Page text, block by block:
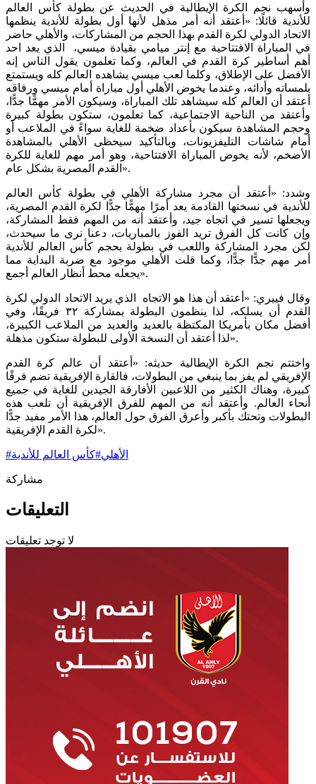
وأسهب نجم الكرة الإيطالية في الحديث عن بطولة كأس العالم
للأندية قائلًا: «أعتقد أنه أمر مذهل لأنها أول بطولة للأندية ينظمها
الاتحاد الدولي لكرة القدم بهذا الحجم من المشاركات، والأهلي حاضر
في المباراة الافتتاحية مع إنتر ميامي بقيادة ميسي، الذي يعد احد
أهم أساطير كرة القدم في العالم، وكما تعلمون يقول الناس إنه
الأفضل على الإطلاق، وكلما لعب ميسي يشاهده العالم كله ويستمتع
بلمساته وأدائه، وعندما يخوض الأهلي أول مباراة أمام ميسي ورفاقه
أعتقد أن العالم كله سيشاهد تلك المباراة، وسيكون الأمر مهمًّا جدًّا،
وأعتقد من الناحية الاجتماعية، كما تعلمون، ستكون بطولة كبيرة
وحجم المشاهدة سيكون بأعداد ضخمة للغاية سواءً في الملاعب أو
أمام شاشات التليفزيونات، وبالتأكيد سيحظى الأهلي بالمشاهدة
الأضخم، لأنه يخوض المباراة الافتتاحية، وهو أمر مهم للغاية للكرة
القدم المصرية بشكل عام».
وشدد: «أعتقد أن مجرد مشاركة الأهلي في بطولة كأس العالم
للأندية في نسختها القادمة يعد أمرًا مهمًّا جدًّا لكرة القدم المصرية،
ويجعلها تسير في اتجاه جيد، وأعتقد أنه من المهم فقط المشاركة،
وإن كانت كل الفرق تريد الفوز بالمباريات، دعنا نرى ما سيحدث،
لكن مجرد المشاركة واللعب في بطولة بحجم كأس العالم للأندية
أمر مهم جدًّا جدًّا، وكما قلت الأهلي موجود مع ضربة البداية مما
يجعله محط أنظار العالم أجمع».
وقال فييري: «أعتقد أن هذا هو الاتجاه الذي يريد الاتحاد الدولي لكرة
القدم أن يسلكه، لذا ينظمون البطولة بمشاركة ٣٢ فريقًا، وفي
أفضل مكان بأمريكا المكتظة بالعديد والعديد من الملاعب الكبيرة،
لذا أعتقد أن النسخة الأولى للبطولة ستكون مذهلة».
واختتم نجم الكرة الإيطالية حديثه: «أعتقد أن عالم كرة القدم
الإفريقي لم يفز بما ينبغي من البطولات، فالقارة الإفريقية تضم فرقًا
كبيرة، وهناك الكثير من اللاعبين الأفارقة الجيدين للغاية في جميع
أنحاء العالم. وأعتقد أنه من المهم للفرق الإفريقية أن تلعب هذه
البطولات وتحتك بأكبر وأعرق الفرق حول العالم، هذا الأمر مفيد جدًّا
لكرة القدم الإفريقية».
# الأهلي#كأس العالم للأندية
مشاركة
التعليقات
لا توجد تعليقات